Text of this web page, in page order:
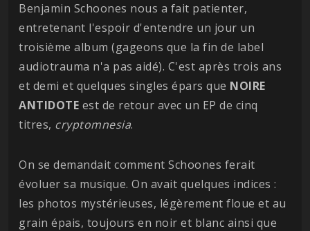
Benjamin Schoones nous a fait patienter,
entretenant l'espoir d'entendre un jour un
troisième album (gageons que la fin de label
audiotrauma n'a pas aidé). C'est après trois ans
et demi et quelques singles épars que NOIRE
ANTIDOTE est de retour avec un EP de cinq
titres, cryptomnesia.
On se demandait comment Schoones ferait
évoluer sa musique. On avait quelques indices :
les photos mystérieuses, légèrement floue et au
grain épais, toujours en noir et blanc ainsi que